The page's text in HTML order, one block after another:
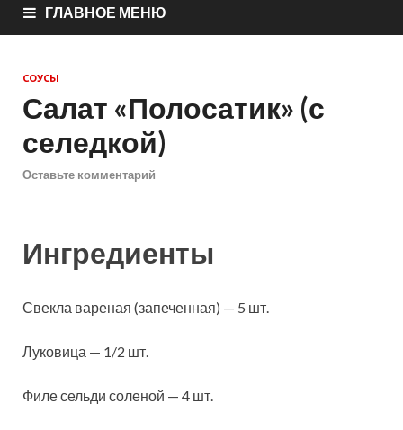
ГЛАВНОЕ МЕНЮ
СОУСЫ
Салат «Полосатик» (с
селедкой)
Оставьте комментарий
Ингредиенты
Свекла вареная (запеченная) — 5 шт.
Луковица — 1/2 шт.
Филе сельди соленой — 4 шт.